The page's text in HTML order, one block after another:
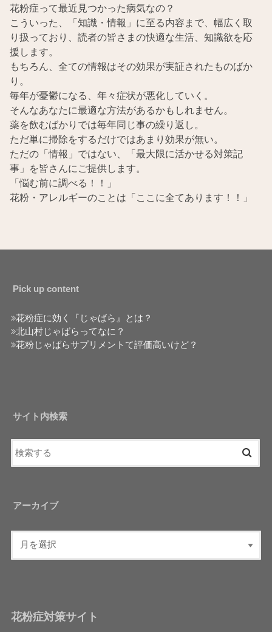
花粉症って最近見つかった病気なの？
こういった、「知識・情報」に至る内容まで、幅広く取
り扱っており、読者の皆さまの快適な生活、知識欲を応
援します。
もちろん、全ての情報はその効果が実証されたものばか
り。
毎年が憂鬱になる、年々症状が悪化していく。
そんなあなたに最適な方法があるかもしれません。
薬を飲むばかりでは毎年同じ事の繰り返し。
ただ単に掃除をするだけではあまり効果が無い。
ただの「情報」ではない、「最大限に活かせる対策記
事」を皆さんにご提供します。
「悩む前に調べる！！」
花粉・アレルギーのことは「ここに全てあります！！」
Pick up content
花粉症に効く『じゃばら』とは？
北山村じゃばらってなに？
花粉じゃばらサプリメントて評価高いけど？
サイト内検索
アーカイブ
花粉症対策サイト